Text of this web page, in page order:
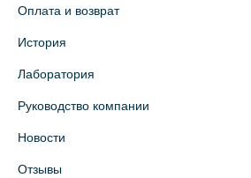
Оплата и возврат
История
Лаборатория
Руководство компании
Новости
Отзывы